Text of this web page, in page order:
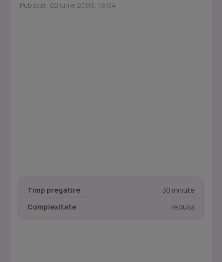
Publicat: 02 Iunie 2009, 18:04
Timp pregatire
30 minute
Complexitate
redusa